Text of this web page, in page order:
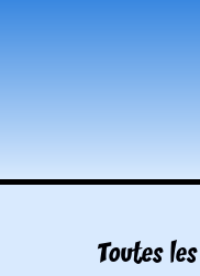
Toutes